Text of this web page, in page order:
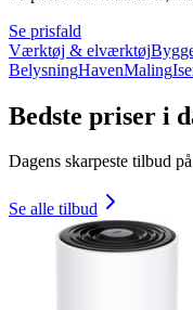
Se prisfald
Værktøj & elværktøj
BelysningHavenMaling
Bedste priser i
Dagens skarpeste tilbud
Se alle tilbud